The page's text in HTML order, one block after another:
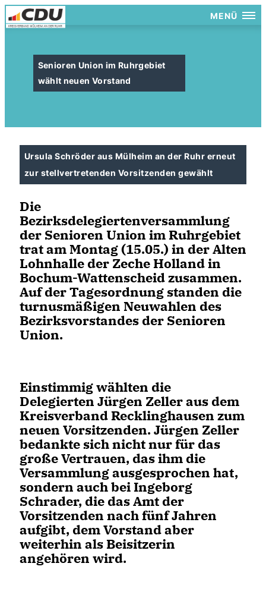
MENÜ
Senioren Union im Ruhrgebiet
wählt neuen Vorstand
Ursula Schröder aus Mülheim an der Ruhr erneut
zur stellvertretenden Vorsitzenden gewählt
Die
Bezirksdelegiertenversammlung
der Senioren Union im Ruhrgebiet
trat am Montag (15.05.) in der Alten
Lohnhalle der Zeche Holland in
Bochum-Wattenscheid zusammen.
Auf der Tagesordnung standen die
turnusmäßigen Neuwahlen des
Bezirksvorstandes der Senioren
Union.
Einstimmig wählten die
Delegierten Jürgen Zeller aus dem
Kreisverband Recklinghausen zum
neuen Vorsitzenden. Jürgen Zeller
bedankte sich nicht nur für das
große Vertrauen, das ihm die
Versammlung ausgesprochen hat,
sondern auch bei Ingeborg
Schrader, die das Amt der
Vorsitzenden nach fünf Jahren
aufgibt, dem Vorstand aber
weiterhin als Beisitzerin
angehören wird.